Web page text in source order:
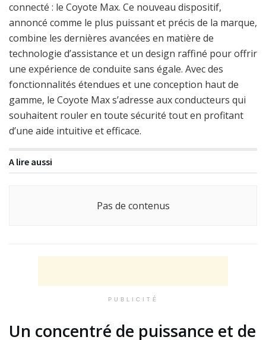
connecté : le Coyote Max. Ce nouveau dispositif,
annoncé comme le plus puissant et précis de la marque,
combine les dernières avancées en matière de
technologie d’assistance et un design raffiné pour offrir
une expérience de conduite sans égale. Avec des
fonctionnalités étendues et une conception haut de
gamme, le Coyote Max s’adresse aux conducteurs qui
souhaitent rouler en toute sécurité tout en profitant
d’une aide intuitive et efficace.
A lire aussi
Pas de contenus
PUBLICITÉ
Un concentré de puissance et de